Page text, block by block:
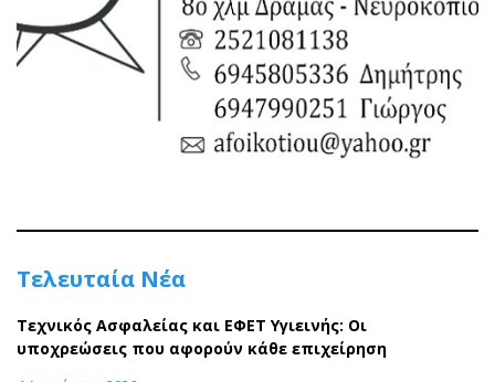
Τελευταία Νέα
Τεχνικός Ασφαλείας και ΕΦΕΤ Υγιεινής: Οι
υποχρεώσεις που αφορούν κάθε επιχείρηση